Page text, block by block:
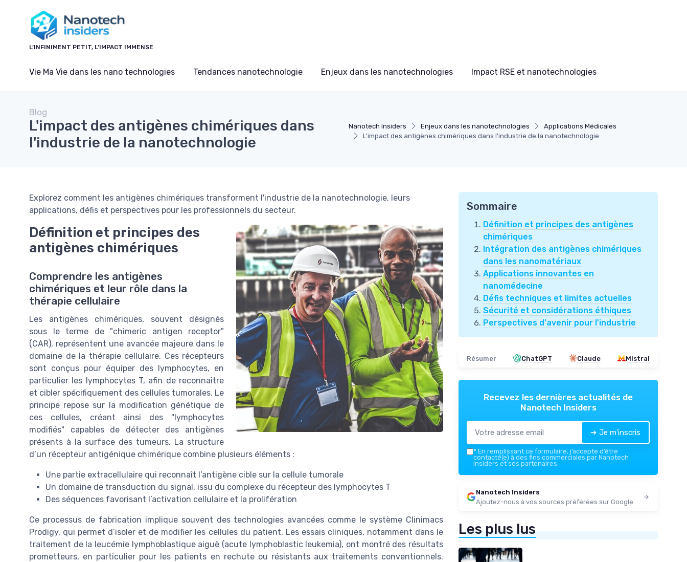
L’INFINIMENT PETIT, L’IMPACT IMMENSE
Vie Ma Vie dans les nano technologies Tendances nanotechnologie Enjeux dans les nanotechnologies Impact RSE et nanotechnologies
Nanotech Insiders Enjeux dans les nanotechnologies
Applications Médicales
L'impact des antigènes chimériques dans l'industrie de la nanotechnologie
Blog
L'impact des antigènes chimériques dans
l'industrie de la nanotechnologie
Explorez comment les antigènes chimériques transforment l'industrie de la nanotechnologie, leurs
applications, défis et perspectives pour les professionnels du secteur.
Définition et principes des
antigènes chimériques
Comprendre les antigènes
chimériques et leur rôle dans la
thérapie cellulaire
Les antigènes chimériques, souvent désignés
sous le terme de "chimeric antigen receptor"
(CAR), représentent une avancée majeure dans le
domaine de la thérapie cellulaire. Ces récepteurs
sont conçus pour équiper des lymphocytes, en
particulier les lymphocytes T, afin de reconnaître
et cibler spécifiquement des cellules tumorales. Le
principe repose sur la modification génétique de
ces cellules, créant ainsi des "lymphocytes
modifiés" capables de détecter des antigènes
présents à la surface des tumeurs. La structure
d’un récepteur antigénique chimérique combine plusieurs éléments :
Une partie extracellulaire qui reconnaît l’antigène cible sur la cellule tumorale
Un domaine de transduction du signal, issu du complexe du récepteur des lymphocytes T
Des séquences favorisant l’activation cellulaire et la prolifération
Ce processus de fabrication implique souvent des technologies avancées comme le système Clinimacs
Prodigy, qui permet d’isoler et de modifier les cellules du patient. Les essais cliniques, notamment dans le
traitement de la leucémie lymphoblastique aiguë (acute lymphoblastic leukemia), ont montré des résultats
prometteurs, en particulier pour les patients en rechute ou résistants aux traitements conventionnels.
Sommaire
Définition et principes des antigènes
chimériques
Intégration des antigènes chimériques
dans les nanomatériaux
Applications innovantes en
nanomédecine
Défis techniques et limites actuelles
Sécurité et considérations éthiques
Perspectives d'avenir pour l'industrie
Résumer ChatGPT Claude Mistral
Recevez les dernières actualités de
Nanotech Insiders
➔ Je m'inscris
* En remplissant ce formulaire, j’accepte d’être
contacté(e) à des fins commerciales par Nanotech
Insiders et ses partenaires.
Nanotech Insiders
Ajoutez-nous à vos sources préférées sur Google
Les plus lus